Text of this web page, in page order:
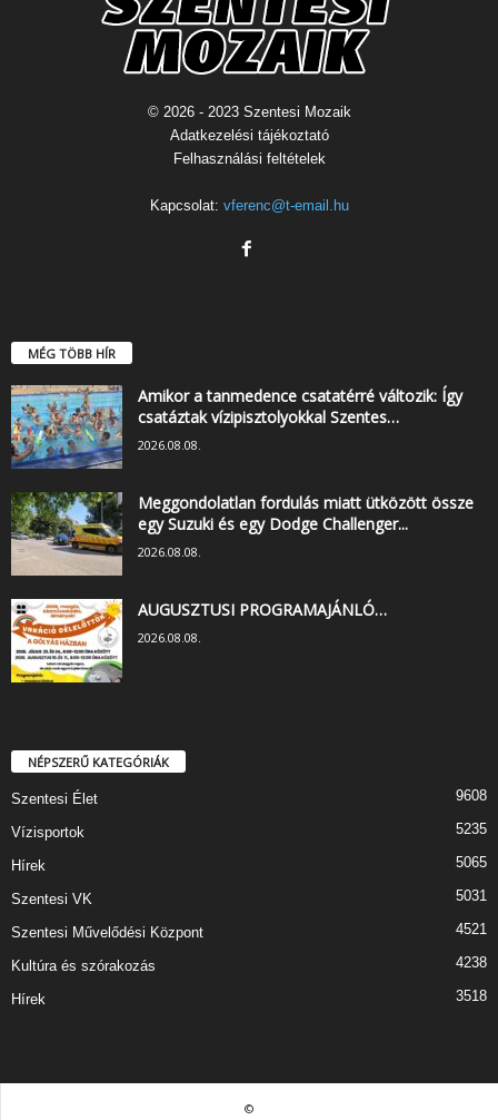
© 2026 - 2023 Szentesi Mozaik
Adatkezelési tájékoztató
Felhasználási feltételek
Kapcsolat: vferenc@t-email.hu
MÉG TÖBB HÍR
Amikor a tanmedence csatatérré változik: Így
csatáztak vízipisztolyokkal Szentes…
2026.08.08.
Meggondolatlan fordulás miatt ütközött össze
egy Suzuki és egy Dodge Challenger...
2026.08.08.
AUGUSZTUSI PROGRAMAJÁNLÓ…
2026.08.08.
NÉPSZERŰ KATEGÓRIÁK
Szentesi Élet 9608
Vízisportok 5235
Hírek 5065
Szentesi VK 5031
Szentesi Művelődési Központ 4521
Kultúra és szórakozás 4238
Hírek 3518
©